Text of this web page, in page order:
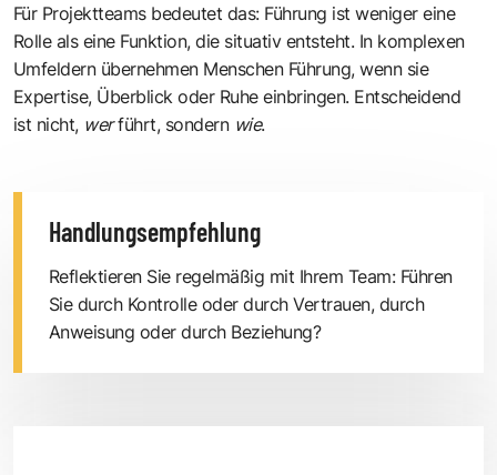
Für Projektteams bedeutet das: Führung ist weniger eine
Rolle als eine Funktion, die situativ entsteht. In komplexen
Umfeldern übernehmen Menschen Führung, wenn sie
Expertise, Überblick oder Ruhe einbringen. Entscheidend
ist nicht, werführt, sondern wie.
Handlungsempfehlung
Reflektieren Sie regelmäßig mit Ihrem Team: Führen
Sie durch Kontrolle oder durch Vertrauen, durch
Anweisung oder durch Beziehung?